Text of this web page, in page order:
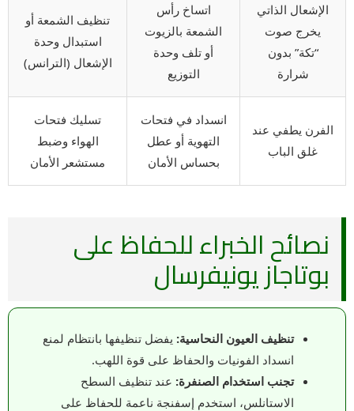
الإشعال الذاتي
يخرج صوت
“تكة” بدون
شرارة
اتساخ رأس
الشمعة بالزيوت
أو تلف وحدة
التوزيع
تنظيف الشمعة أو
استبدال وحدة
الإشعال (الترانس)
الفرن يطفي عند
غلق الباب
انسداد في فتحات
التهوية أو عطل
بحساس الأمان
تسليك فتحات
الهواء وضبط
مستشعر الأمان
نصائح الخبراء للحفاظ على
بوتاجاز يونيفرسال
تنظيف العيون النحاسية: يفضل تنظيفها بانتظام لمنع
انسداد الفونيات والحفاظ على قوة اللهب.
تجنب استخدام الصنفرة: عند تنظيف السطح
الاستانلس، استخدم إسفنجة ناعمة للحفاظ على